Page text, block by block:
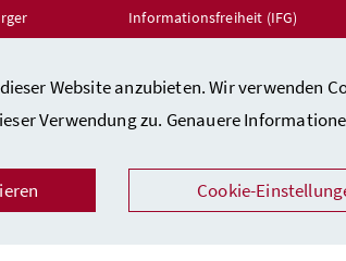
Website anzubieten. Wir verwenden
Verwendung zu. Genauere
Cookie-
Informationsfreiheit (IFG)
/ Barrierefreiheitserklärung / Impressum /